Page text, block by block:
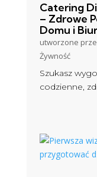
Catering
– Zdrowe
Domu i
utworzone
Żywność
Szukasz
codzienne,